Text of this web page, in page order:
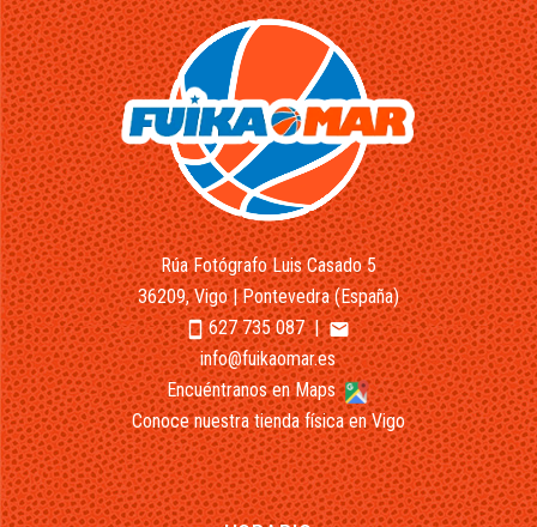
Rúa Fotógrafo Luis Casado 5
36209, Vigo | Pontevedra (España)
smartphone627 735 087|email
info@fuikaomar.es
Encuéntranos en Maps
Conoce nuestra tienda física en Vigo